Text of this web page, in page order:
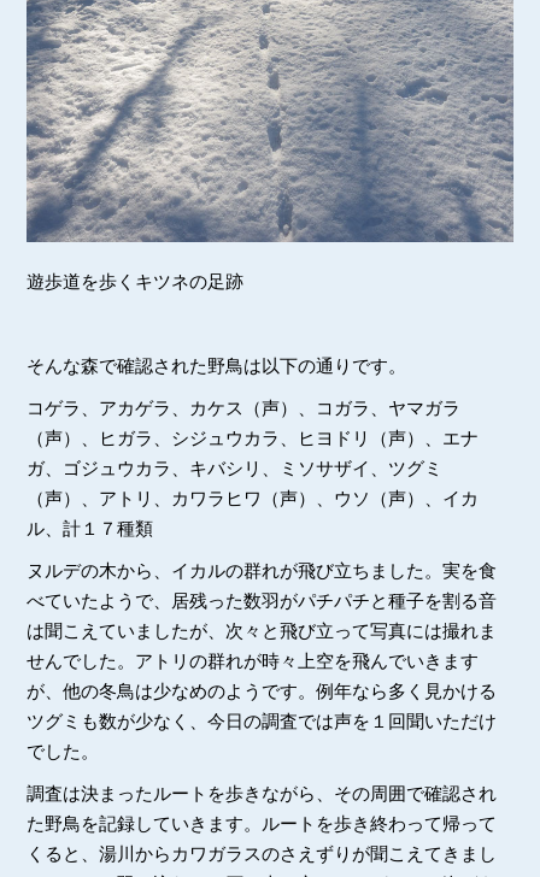
遊歩道を歩くキツネの足跡
そんな森で確認された野鳥は以下の通りです。
コゲラ、アカゲラ、カケス（声）、コガラ、ヤマガラ
（声）、ヒガラ、シジュウカラ、ヒヨドリ（声）、エナ
ガ、ゴジュウカラ、キバシリ、ミソサザイ、ツグミ
（声）、アトリ、カワラヒワ（声）、ウソ（声）、イカ
ル、計１７種類
ヌルデの木から、イカルの群れが飛び立ちました。実を食
べていたようで、居残った数羽がパチパチと種子を割る音
は聞こえていましたが、次々と飛び立って写真には撮れま
せんでした。アトリの群れが時々上空を飛んでいきます
が、他の冬鳥は少なめのようです。例年なら多く見かける
ツグミも数が少なく、今日の調査では声を１回聞いただけ
でした。
調査は決まったルートを歩きながら、その周囲で確認され
た野鳥を記録していきます。ルートを歩き終わって帰って
くると、湯川からカワガラスのさえずりが聞こえてきまし